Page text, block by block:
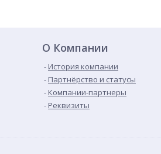
О Компании
История компании
Партнёрство и статусы
Компании-партнеры
Реквизиты